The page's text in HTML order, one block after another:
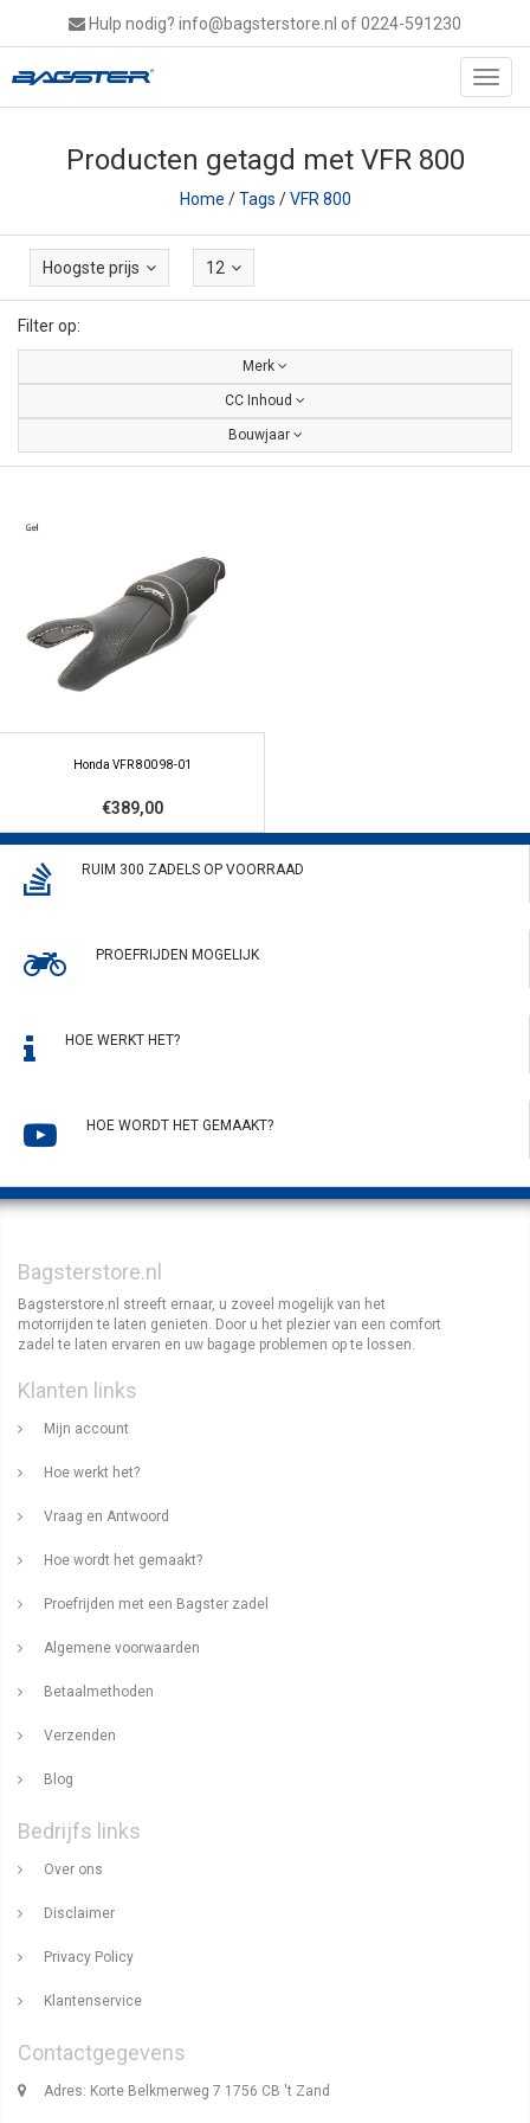
Hulp nodig? info@bagsterstore.nl of 0224-591230
Producten getagd met VFR 800
Home /Tags /VFR 800
Hoogste prijs 12
Filter op:
Merk
CC Inhoud
Bouwjaar
Honda VFR 800 98-01
€389,00
RUIM 300 ZADELS OP VOORRAAD
PROEFRIJDEN MOGELIJK
HOE WERKT HET?
HOE WORDT HET GEMAAKT?
Bagsterstore.nl
Bagsterstore.nl streeft ernaar, u zoveel mogelijk van het
motorrijden te laten genieten. Door u het plezier van een comfort
zadel te laten ervaren en uw bagage problemen op te lossen.
Klanten links
Mijn account
Hoe werkt het?
Vraag en Antwoord
Hoe wordt het gemaakt?
Proefrijden met een Bagster zadel
Algemene voorwaarden
Betaalmethoden
Verzenden
Blog
Bedrijfs links
Over ons
Disclaimer
Privacy Policy
Klantenservice
Contactgegevens
Adres: Korte Belkmerweg 7 1756 CB 't Zand